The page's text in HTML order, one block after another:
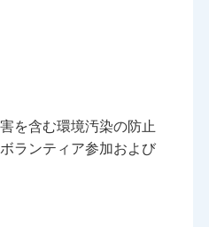
を含む環境汚染の防止
ランティア参加および